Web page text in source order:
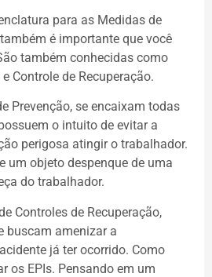
para as Medidas de
é importante que você
também conhecidas como
Controle de Recuperação.
Prevenção, se encaixam todas
o intuito de evitar a
perigosa atingir o trabalhador.
um objeto despenque de uma
do trabalhador.
Controles de Recuperação,
buscam amenizar a
já ter ocorrido. Como
os EPIs. Pensando em um